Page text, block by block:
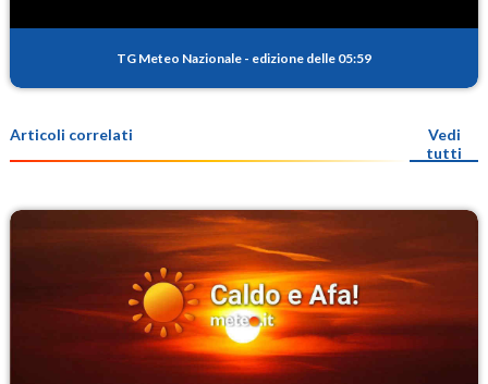
TG Meteo Nazionale - edizione delle 05:59
Articoli correlati
Vedi
tutti